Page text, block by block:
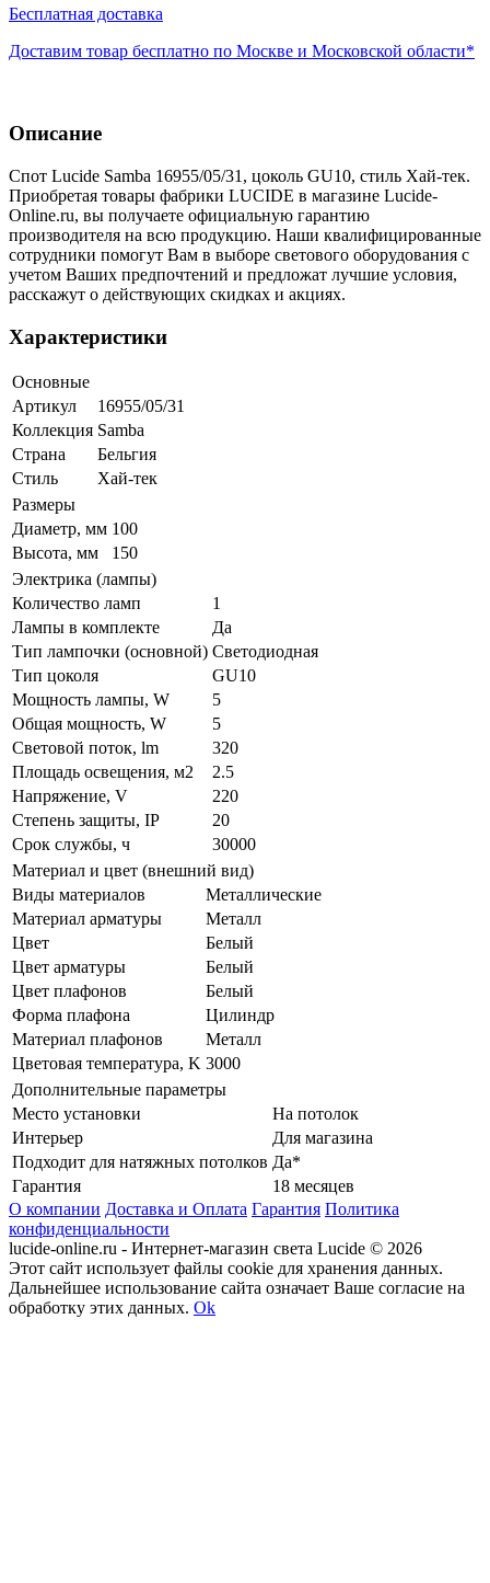
Бесплатная доставка
Доставим товар бесплатно по Москве и Московской области*
Описание
Спот Lucide Samba 16955/05/31, цоколь GU10, стиль Хай-тек.
Приобретая товары фабрики LUCIDE в магазине Lucide-
Online.ru, вы получаете официальную гарантию
производителя на всю продукцию. Наши квалифицированные
сотрудники помогут Вам в выборе светового оборудования с
учетом Ваших предпочтений и предложат лучшие условия,
расскажут о действующих скидках и акциях.
Характеристики
Основные
Артикул
16955/05/31
Коллекция Samba
Страна
Бельгия
Стиль
Хай-тек
Размеры
Диаметр, мм 100
Высота, мм
150
Электрика (лампы)
Количество ламп
1
Лампы в комплекте
Да
Тип лампочки (основной) Светодиодная
Тип цоколя
GU10
Мощность лампы, W
5
Общая мощность, W
5
Световой поток, lm
320
Площадь освещения, м2
2.5
Напряжение, V
220
Степень защиты, IP
20
Срок службы, ч
30000
Материал и цвет (внешний вид)
Виды материалов
Металлические
Материал арматуры
Металл
Цвет
Белый
Цвет арматуры
Белый
Цвет плафонов
Белый
Форма плафона
Цилиндр
Материал плафонов
Металл
Цветовая температура, K 3000
Дополнительные параметры
Место установки
На потолок
Интерьер
Для магазина
Подходит для натяжных потолков Да*
Гарантия
18 месяцев
О компании Доставка и Оплата Гарантия Политика
конфиденциальности
lucide-online.ru - Интернет-магазин света Lucide © 2026
Этот сайт использует файлы cookie для хранения данных.
Дальнейшее использование сайта означает Ваше согласие на
обработку этих данных. Ok